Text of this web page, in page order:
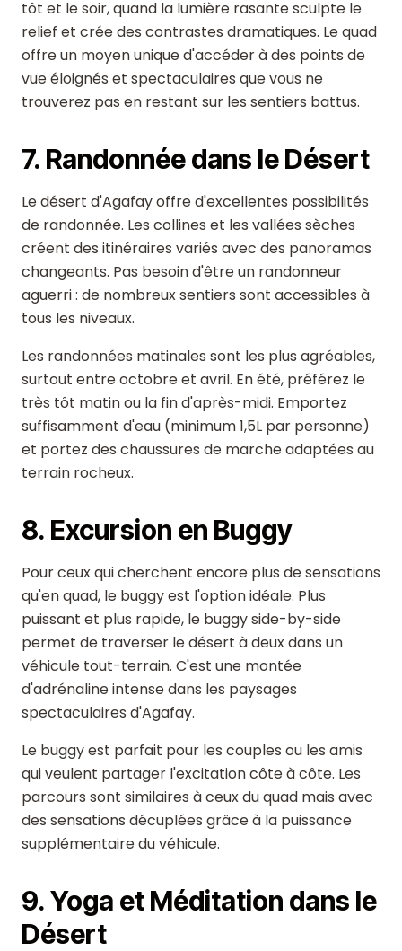
tôt et le soir, quand la lumière rasante sculpte le
relief et crée des contrastes dramatiques. Le quad
offre un moyen unique d'accéder à des points de
vue éloignés et spectaculaires que vous ne
trouverez pas en restant sur les sentiers battus.
7. Randonnée dans le Désert
Le désert d'Agafay offre d'excellentes possibilités
de randonnée. Les collines et les vallées sèches
créent des itinéraires variés avec des panoramas
changeants. Pas besoin d'être un randonneur
aguerri : de nombreux sentiers sont accessibles à
tous les niveaux.
Les randonnées matinales sont les plus agréables,
surtout entre octobre et avril. En été, préférez le
très tôt matin ou la fin d'après-midi. Emportez
suffisamment d'eau (minimum 1,5L par personne)
et portez des chaussures de marche adaptées au
terrain rocheux.
8. Excursion en Buggy
Pour ceux qui cherchent encore plus de sensations
qu'en quad, le buggy est l'option idéale. Plus
puissant et plus rapide, le buggy side-by-side
permet de traverser le désert à deux dans un
véhicule tout-terrain. C'est une montée
d'adrénaline intense dans les paysages
spectaculaires d'Agafay.
Le buggy est parfait pour les couples ou les amis
qui veulent partager l'excitation côte à côte. Les
parcours sont similaires à ceux du quad mais avec
des sensations décuplées grâce à la puissance
supplémentaire du véhicule.
9. Yoga et Méditation dans le
Désert